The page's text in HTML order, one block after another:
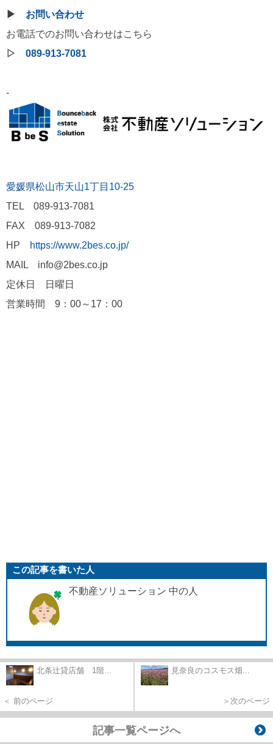
▶ お問い合わせ
お電話でのお問い合わせはこちら
▷ 089-913-7081
-
愛媛県松山市天山1丁目10-25
TEL 089-913-7081
FAX 089-913-7082
HP
https://www.2bes.co.jp/
MAIL info@2bes.co.jp
定休日 日曜日
営業時間 9：00～17：00
この記事を書いた人
不動産ソリューション 中の人
北条辻貸店舗 1階...
＜ 前のページ
見奈良のコスモス畑...
＞次のページ
記事一覧ページへ